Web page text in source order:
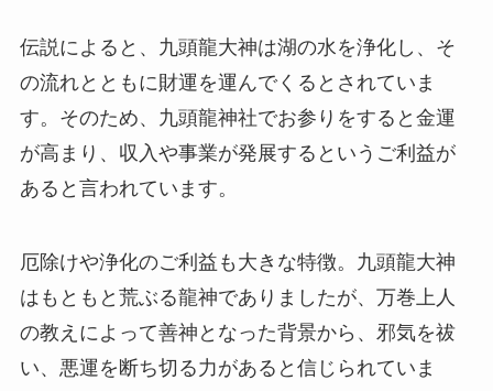
伝説によると、九頭龍大神は湖の水を浄化し、そ
の流れとともに財運を運んでくるとされていま
す。そのため、九頭龍神社でお参りをすると金運
が高まり、収入や事業が発展するというご利益が
あると言われています。
厄除けや浄化のご利益も大きな特徴。九頭龍大神
はもともと荒ぶる龍神でありましたが、万巻上人
の教えによって善神となった背景から、邪気を祓
い、悪運を断ち切る力があると信じられていま